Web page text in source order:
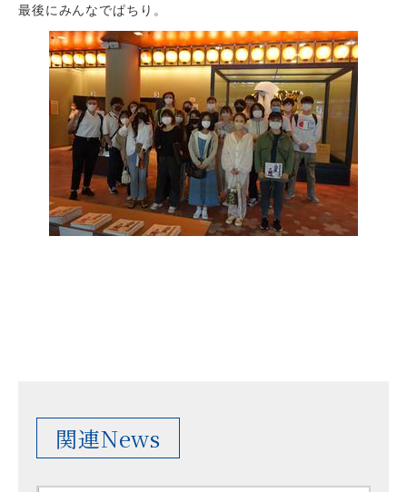
最後にみんなでぱちり。
関連News